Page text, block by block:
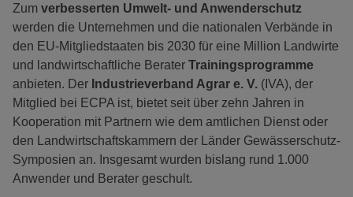
Zum verbesserten Umwelt- und Anwenderschutz
werden die Unternehmen und die nationalen Verbände in
den EU-Mitgliedstaaten bis 2030 für eine Million Landwirte
und landwirtschaftliche Berater Trainingsprogramme
anbieten. Der Industrieverband Agrar e. V. (IVA), der
Mitglied bei ECPA ist, bietet seit über zehn Jahren in
Kooperation mit Partnern wie dem amtlichen Dienst oder
den Landwirtschaftskammern der Länder Gewässerschutz-
Symposien an. Insgesamt wurden bislang rund 1.000
Anwender und Berater geschult.